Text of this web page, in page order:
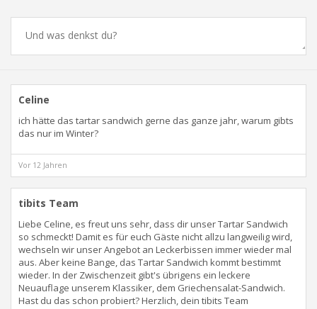
Celine
ich hätte das tartar sandwich gerne das ganze jahr, warum gibts
das nur im Winter?
Vor 12 Jahren
tibits Team
Liebe Celine, es freut uns sehr, dass dir unser Tartar Sandwich
so schmeckt! Damit es für euch Gäste nicht allzu langweilig wird,
wechseln wir unser Angebot an Leckerbissen immer wieder mal
aus. Aber keine Bange, das Tartar Sandwich kommt bestimmt
wieder. In der Zwischenzeit gibt's übrigens ein leckere
Neuauflage unserem Klassiker, dem Griechensalat-Sandwich.
Hast du das schon probiert? Herzlich, dein tibits Team